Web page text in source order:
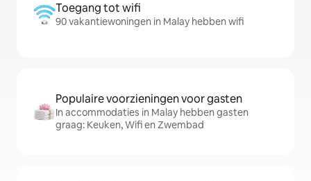
Toegang tot wifi
90 vakantiewoningen in Malay hebben wifi
Populaire voorzieningen voor gasten
In accommodaties in Malay hebben gasten
graag: Keuken, Wifi en Zwembad